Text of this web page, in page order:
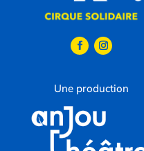
Une production